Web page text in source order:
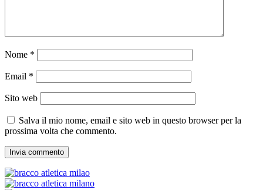
Nome *
Email *
Sito web
Salva il mio nome, email e sito web in questo browser per la
prossima volta che commento.